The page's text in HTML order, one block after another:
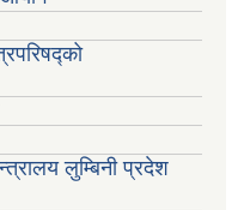
लुम्बिनी प्रदेश